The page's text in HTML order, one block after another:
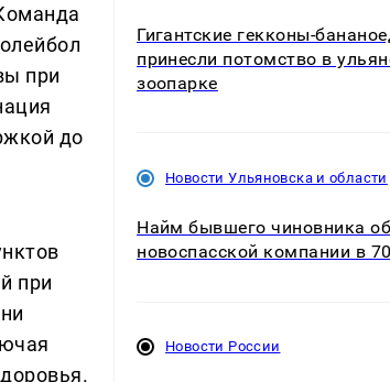
при
до
при
Гигантские гекконы-
принесли потомство в
зоопарке
Новости Ульяновска и области
Найм бывшего чиновника
новоспасской компании в
Новости России